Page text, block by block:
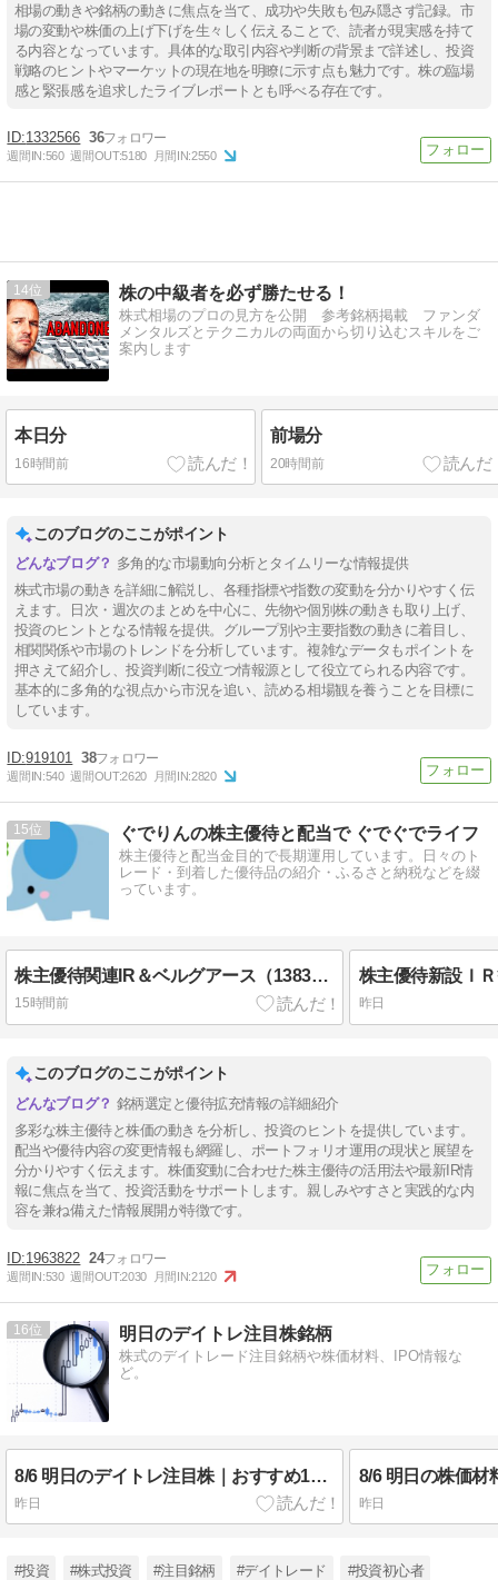
相場の動きや銘柄の動きに焦点を当て、成功や失敗も包み隠さず記録。市
場の変動や株価の上げ下げを生々しく伝えることで、読者が現実感を持て
る内容となっています。具体的な取引内容や判断の背景まで詳述し、投資
戦略のヒントやマーケットの現在地を明瞭に示す点も魅力です。株の臨場
感と緊張感を追求したライブレポートとも呼べる存在です。
1332566 36
週間IN:560 週間OUT:5180 月間IN:2550
14 株の中級者を必ず勝たせる！
株式相場のプロの見方を公開 参考銘柄掲載 ファンダ
メンタルズとテクニカルの両面から切り込むスキルをご
案内します
本日分
16時間前
前場分
20時間前
このブログのここがポイント
多角的な市場動向分析とタイムリーな情報提供
株式市場の動きを詳細に解説し、各種指標や指数の変動を分かりやすく伝
えます。日次・週次のまとめを中心に、先物や個別株の動きも取り上げ、
投資のヒントとなる情報を提供。グループ別や主要指数の動きに着目し、
相関関係や市場のトレンドを分析しています。複雑なデータもポイントを
押さえて紹介し、投資判断に役立つ情報源として役立てられる内容です。
基本的に多角的な視点から市況を追い、読める相場観を養うことを目標に
しています。
919101 38
週間IN:540 週間OUT:2620 月間IN:2820
15 ぐでりんの株主優待と配当で ぐでぐでライフ
株主優待と配当金目的で長期運用しています。日々のト
レード・到着した優待品の紹介・ふるさと納税などを綴
っています。
株主優待関連IR＆ベルグアース（1383）・力の源ホールディングス（3561）・三栄コーポレーション（8119）株主優待到着
15時間前 昨日
このブログのここがポイント
銘柄選定と優待拡充情報の詳細紹介
多彩な株主優待と株価の動きを分析し、投資のヒントを提供しています。
配当や優待内容の変更情報も網羅し、ポートフォリオ運用の現状と展望を
分かりやすく伝えます。株価変動に合わせた株主優待の活用法や最新IR情
報に焦点を当て、投資活動をサポートします。親しみやすさと実践的な内
容を兼ね備えた情報展開が特徴です。
1963822 24
週間IN:530 週間OUT:2030 月間IN:2120
16 明日のデイトレ注目株銘柄
株式のデイトレード注目銘柄や株価材料、IPO情報な
ど。
8/6 明日のデイトレ注目株｜おすすめ10銘柄を紹介
昨日 昨日
#投資 #株式投資 #注目銘柄 #デイトレード #投資初心者